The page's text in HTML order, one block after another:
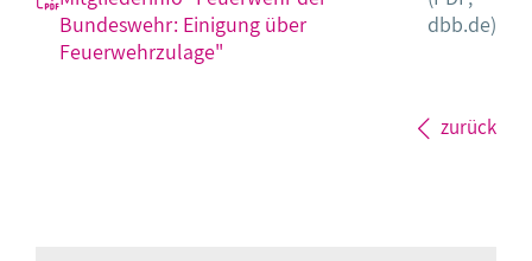
Bundeswehr: Einigung über
Feuerwehrzulage"
dbb.de)
zurück